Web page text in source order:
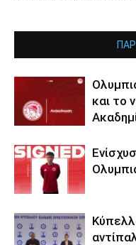
και το